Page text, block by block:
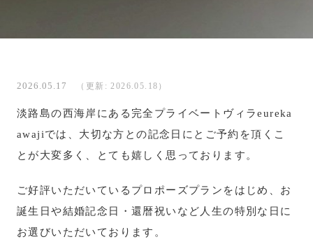
2026.05.17 （更新: 2026.05.18）
淡路島の西海岸にある完全プライベートヴィラeureka
awajiでは、大切な方との記念日にとご予約を頂くこ
とが大変多く、とても嬉しく思っております。
ご好評いただいているプロポーズプランをはじめ、お
誕生日や結婚記念日・還暦祝いなど人生の特別な日に
お選びいただいております。